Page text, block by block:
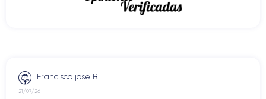
Francisco jose B.
21/07/26